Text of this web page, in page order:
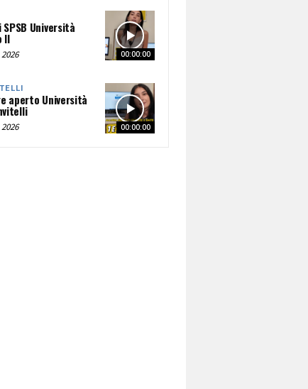
00:00:00
Università
II
00:00:00
aperto Università